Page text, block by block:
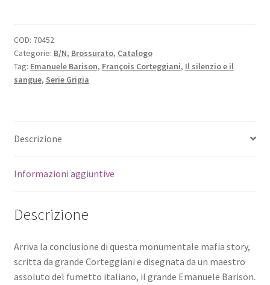
COD: 70452
Categorie: B/N, Brossurato, Catalogo
Tag: Emanuele Barison, François Corteggiani, Il silenzio e il
sangue, Serie Grigia
Descrizione
Informazioni aggiuntive
Descrizione
Arriva la conclusione di questa monumentale mafia story,
scritta da grande Corteggiani e disegnata da un maestro
assoluto del fumetto italiano, il grande Emanuele Barison.